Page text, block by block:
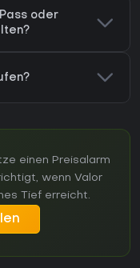
oder
einen Preisalarm
wenn Valor
Tief erreicht.